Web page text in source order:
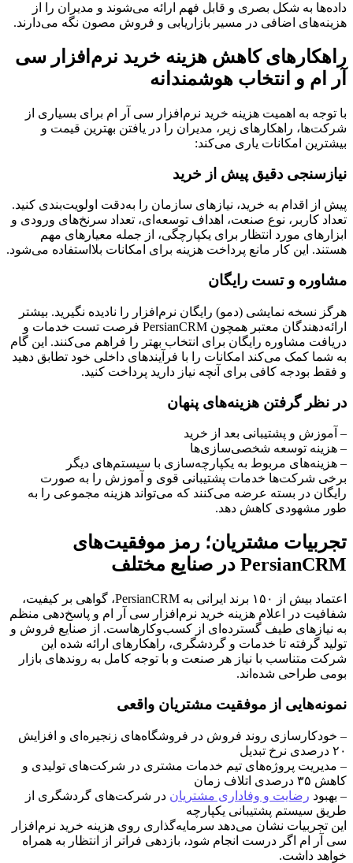
داده‌ها به شکل بصری و قابل فهم ارائه می‌شوند و مدیران را از
هزینه‌های اضافی در مسیر بازاریابی و فروش مصون نگه می‌دارند.
راهکارهای کاهش هزینه خرید نرم‌افزار سی
آر ام و انتخاب هوشمندانه
با توجه به اهمیت هزینه خرید نرم‌افزار سی آر ام برای بسیاری از
شرکت‌ها، راهکارهای زیر، مدیران را در یافتن بهترین قیمت و
بیشترین امکانات یاری می‌کند:
نیازسنجی دقیق پیش از خرید
پیش از اقدام به خرید، نیازهای سازمان را به‌دقت اولویت‌بندی کنید.
تعداد کاربر، نوع صنعت، اهداف توسعه‌ای، تعداد سرنخ‌های ورودی و
ابزارهای مورد انتظار برای یکپارچگی، از جمله معیارهای مهم
هستند. این کار مانع پرداخت هزینه برای امکانات بلااستفاده می‌شود.
مشاوره و تست رایگان
هرگز نسخه نمایشی (دمو) رایگان نرم‌افزار را نادیده نگیرید. بیشتر
ارائه‌دهندگان معتبر همچون PersianCRM فرصت تست خدمات و
دریافت مشاوره رایگان برای انتخاب بهتر را فراهم می‌کنند. این گام
به شما کمک می‌کند امکانات را با فرآیندهای داخلی خود تطابق دهید
و فقط بودجه کافی برای آنچه نیاز دارید پرداخت کنید.
در نظر گرفتن هزینه‌های پنهان
– آموزش و پشتیبانی بعد از خرید
– هزینه توسعه شخصی‌سازی‌ها
– هزینه‌های مربوط به یکپارچه‌سازی با سیستم‌های دیگر
برخی شرکت‌ها خدمات پشتیبانی قوی و آموزش را به صورت
رایگان در بسته عرضه می‌کنند که می‌تواند هزینه مجموعی را به
طور مشهودی کاهش دهد.
تجربیات مشتریان؛ رمز موفقیت‌های
PersianCRM در صنایع مختلف
اعتماد بیش از ۱۵۰ برند ایرانی به PersianCRM، گواهی بر کیفیت،
شفافیت در اعلام هزینه خرید نرم‌افزار سی آر ام و پاسخ‌دهی منظم
به نیازهای طیف گسترده‌ای از کسب‌وکارهاست. از صنایع فروش و
تولید گرفته تا خدمات و گردشگری، راهکارهای ارائه شده این
شرکت متناسب با نیاز هر صنعت و با توجه کامل به روندهای بازار
بومی طراحی شده‌اند.
نمونه‌هایی از موفقیت مشتریان واقعی
– خودکارسازی روند فروش در فروشگاه‌های زنجیره‌ای و افزایش
۲۰ درصدی نرخ تبدیل
– مدیریت پروژه‌های تیم خدمات مشتری در شرکت‌های تولیدی و
کاهش ۳۵ درصدی اتلاف زمان
– بهبود رضایت و وفاداری مشتریان در شرکت‌های گردشگری از
طریق سیستم پشتیبانی یکپارچه
این تجربیات نشان می‌دهد سرمایه‌گذاری روی هزینه خرید نرم‌افزار
سی آر ام اگر درست انجام شود، بازدهی فراتر از انتظار به همراه
خواهد داشت.